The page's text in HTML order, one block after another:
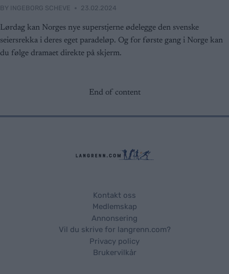
BY INGEBORG SCHEVE 23.02.2024
Lørdag kan Norges nye superstjerne ødelegge den svenske
seiersrekka i deres eget paradeløp. Og for første gang i Norge kan
du følge dramaet direkte på skjerm.
End of content
Kontakt oss
Medlemskap
Annonsering
Vil du skrive for langrenn.com?
Privacy policy
Brukervilkår